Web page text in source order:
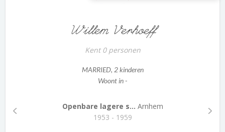
Willem Verhoeff
Kent 0 personen
MARRIED, 2 kinderen
Woont in -
Openbare lagere s... Arnhem
1953 - 1959